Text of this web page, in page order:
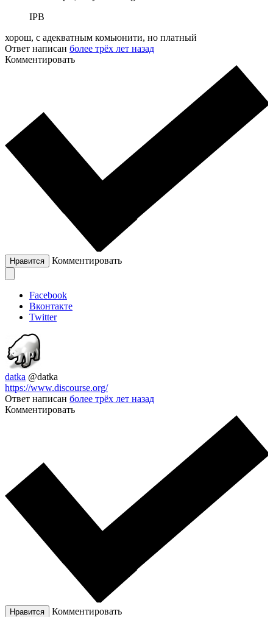
IPB
хорош, с адекватным комьюнити, но платный
Ответ написан более трёх лет назад
Комментировать
Нравится Комментировать
Facebook
Вконтакте
Twitter
datka @datka
https://www.discourse.org/
Ответ написан более трёх лет назад
Комментировать
Нравится Комментировать